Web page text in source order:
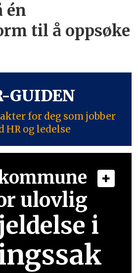
én
til å oppsøke
GUIDEN
for deg som jobber
HR og ledelse
ulovlig
i